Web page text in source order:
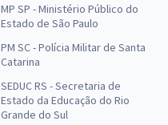
MP SP - Ministério Público do
Estado de São Paulo
PM SC - Polícia Militar de Santa
Catarina
SEDUC RS - Secretaria de
Estado da Educação do Rio
Grande do Sul